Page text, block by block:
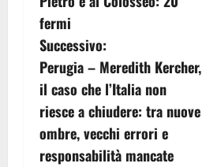
i
g
a
z
i
fermi
Successivo:
Perugia – Meredith Kercher,
il caso che l’Italia non
riesce a chiudere: tra nuove
ombre, vecchi errori e
responsabilità mancate